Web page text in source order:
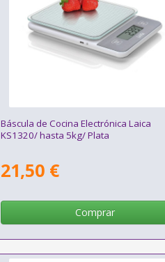
Báscula de Cocina Electrónica Laica
KS1320/ hasta 5kg/ Plata
21,50 €
Comprar